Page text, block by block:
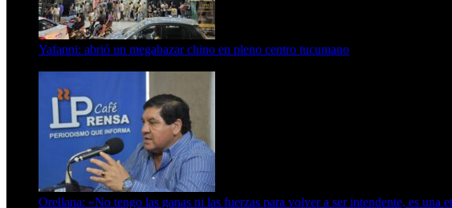
Yafanni: abrió un megabazar chino en pleno centro tucumano
Orellana: «No tengo las ganas ni las fuerzas para volver a ser intendente, es una